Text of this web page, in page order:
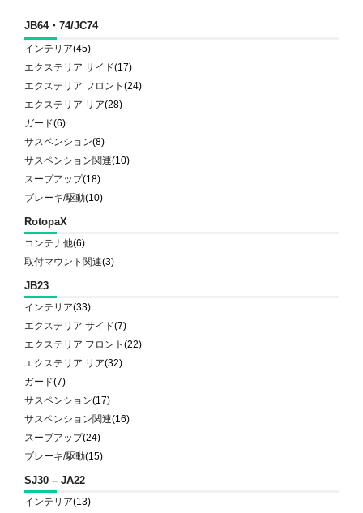
JB64・74/JC74
インテリア(45)
エクステリア サイド(17)
エクステリア フロント(24)
エクステリア リア(28)
ガード(6)
サスペンション(8)
サスペンション関連(10)
スープアップ(18)
ブレーキ/駆動(10)
RotopaX
コンテナ他(6)
取付マウント関連(3)
JB23
インテリア(33)
エクステリア サイド(7)
エクステリア フロント(22)
エクステリア リア(32)
ガード(7)
サスペンション(17)
サスペンション関連(16)
スープアップ(24)
ブレーキ/駆動(15)
SJ30 – JA22
インテリア(13)